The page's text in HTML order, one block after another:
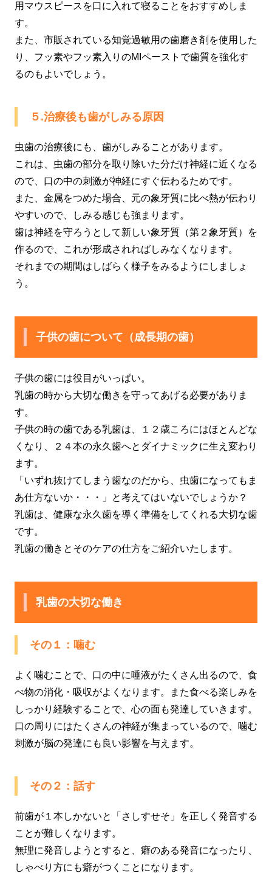
用マウスピースを口に入れて寝ることをおすすめしま
す。
また、市販されている知覚過敏用の歯磨き剤を使用した
り、フッ素やフッ素入りのMIペーストで歯質を強化す
るのもよいでしょう。
５.治療後も歯がしみる原因
虫歯の治療後にも、歯がしみることがあります。
これは、虫歯の部分を取り除いた分だけ神経に近くなる
ので、口の中の刺激が神経にすぐ伝わるためです。
また、金属をつめた場合、元の象牙質に比べ熱が伝わり
やすいので、しみる感じも強まります。
歯は神経を守ろうとして新しい象牙質（第２象牙質）を
作るので、これが形成されればしみなくなります。
それまでの期間はしばらく様子をみるようにしましょ
う。
子供の歯について（成長期の歯）
子供の歯には役目がいっぱい。
乳歯の時から大切な働きを守ってあげる必要がありま
す。
子供の時の歯である乳歯は、１２歳ころにはほとんどな
くなり、２４本の永久歯へとダイナミックに生え変わり
ます。
「いずれ抜けてしまう歯なのだから、虫歯になってもま
あ仕方ないか・・・」と考えてはいないでしょうか？
乳歯は、健康な永久歯を導く準備をしてくれる大切な歯
です。
乳歯の働きとそのケアの仕方をご紹介いたします。
乳歯の大切な働き
その１：噛む
よく噛むことで、口の中に唾液がたくさん出るので、食
べ物の消化・吸収がよくなります。また食べる楽しみを
しっかり経験することで、心の面も発達していきます。
口の周りにはたくさんの神経が集まっているので、噛む
刺激が脳の発達にも良い影響を与えます。
その２：話す
前歯が１本しかないと「さしすせそ」を正しく発音する
ことが難しくなります。
無理に発音しようとすると、癖のある発音になったり、
しゃべり方にも癖がつくことになります。